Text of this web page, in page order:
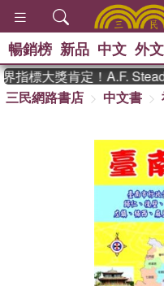
暢銷榜 新品 中文 外文
指標大獎肯定！A.F.
三民網路書店
中文書